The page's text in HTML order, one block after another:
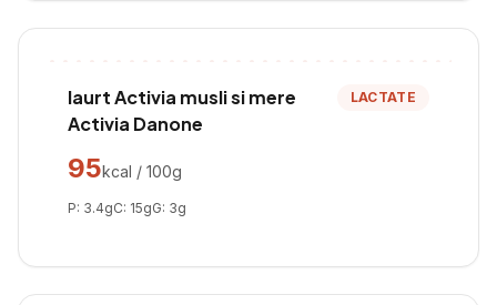
Iaurt Activia musli si mere
Activia Danone
LACTATE
95kcal / 100g
P: 3.4gC: 15gG: 3g